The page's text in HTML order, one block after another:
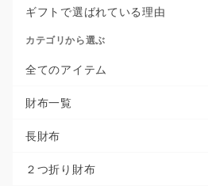
ギフトで選ばれている理由
カテゴリから選ぶ
全てのアイテム
財布一覧
長財布
２つ折り財布